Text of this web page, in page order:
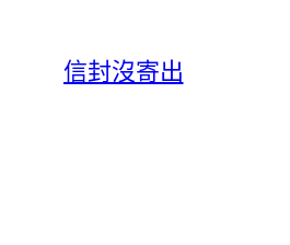
信封沒寄出